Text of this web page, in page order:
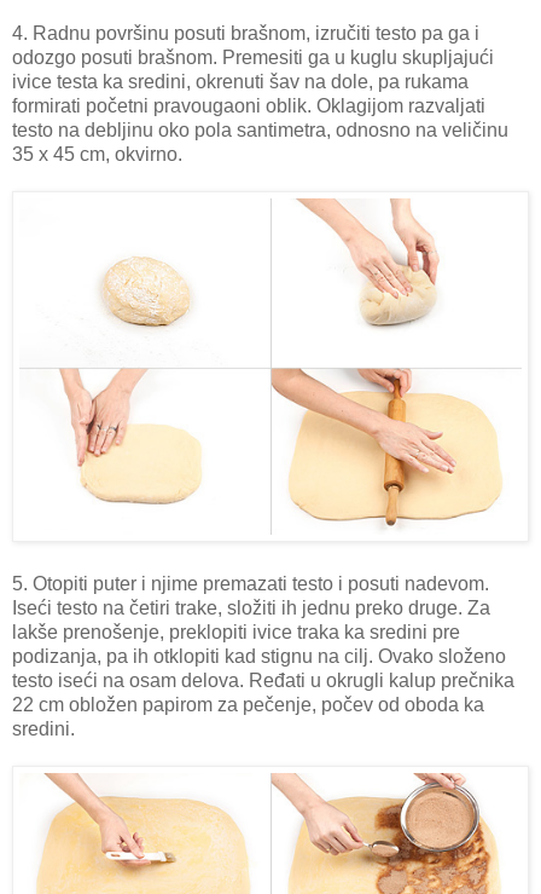
4. Radnu površinu posuti brašnom, izručiti testo pa ga i
odozgo posuti brašnom. Premesiti ga u kuglu skupljajući
ivice testa ka sredini, okrenuti šav na dole, pa rukama
formirati početni pravougaoni oblik. Oklagijom razvaljati
testo na debljinu oko pola santimetra, odnosno na veličinu
35 x 45 cm, okvirno.
5. Otopiti puter i njime premazati testo i posuti nadevom.
Iseći testo na četiri trake, složiti ih jednu preko druge. Za
lakše prenošenje, preklopiti ivice traka ka sredini pre
podizanja, pa ih otklopiti kad stignu na cilj. Ovako složeno
testo iseći na osam delova. Ređati u okrugli kalup prečnika
22 cm obložen papirom za pečenje, počev od oboda ka
sredini.